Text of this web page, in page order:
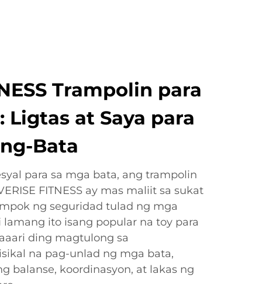
Trampolin para
Ligtas at Saya para
Bata
para sa mga bata, ang trampolin
FITNESS ay mas maliit sa sukat
ng seguridad tulad ng mga
ito isang popular na toy para
ding magtulong sa
na pag-unlad ng mga bata,
balanse, koordinasyon, at lakas ng